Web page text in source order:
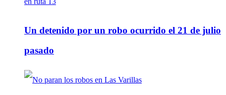
Un detenido por un robo ocurrido el 21 de julio
pasado